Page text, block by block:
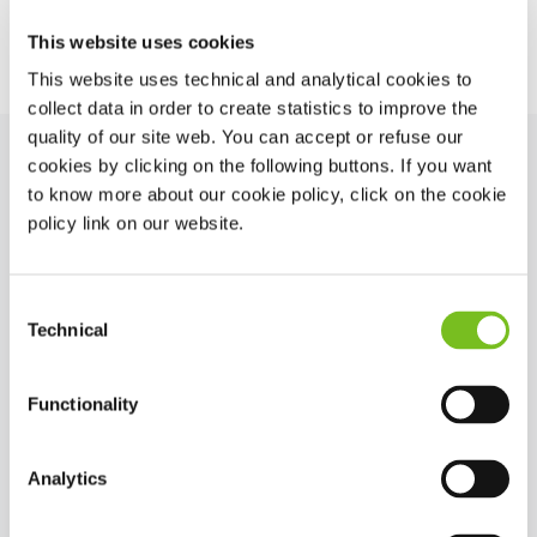
This website uses cookies
This website uses technical and analytical cookies to
collect data in order to create statistics to improve the
quality of our site web. You can accept or refuse our
cookies by clicking on the following buttons. If you want
to know more about our cookie policy, click on the cookie
policy link on our website.
Selection
Technical
Functionality
Analytics